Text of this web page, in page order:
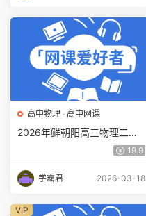
高中物理 · 高中网课
2026年鲜朝阳高三物理二轮
复习寒假班视频教程+课堂笔
19.9
学霸君 2026-03-18
VIP